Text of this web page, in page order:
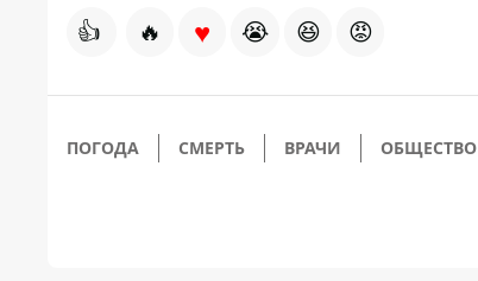
👍 🔥 ♥ 😭 😆 😡
ПОГОДА СМЕРТЬ ВРАЧИ ОБЩЕСТВО